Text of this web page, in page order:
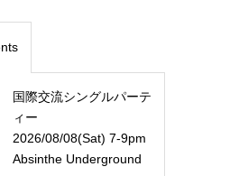
国際交流シングルパーテ
ィー
2026/08/08(Sat) 7-9pm
Absinthe Underground